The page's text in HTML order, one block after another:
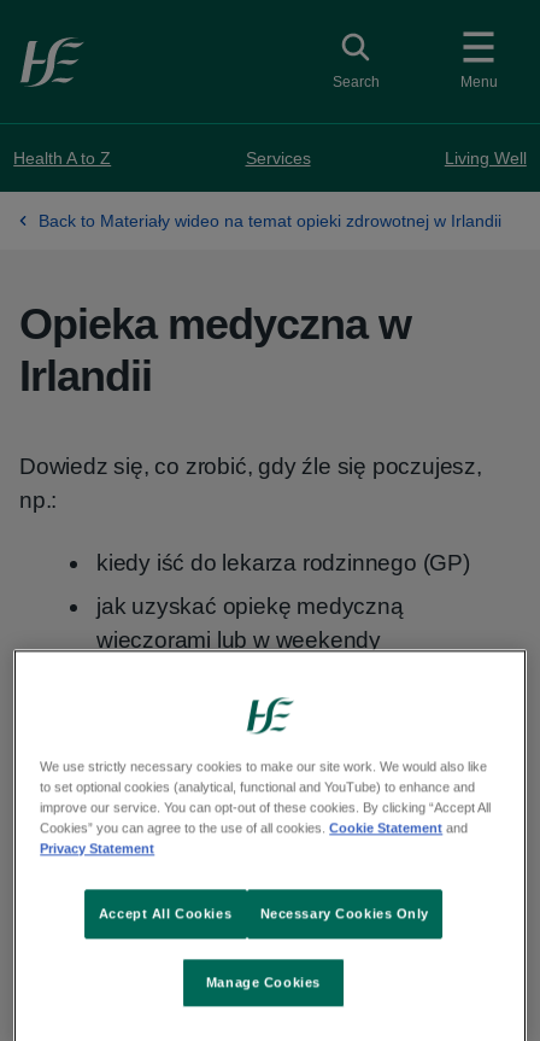
Skip to main content
Menu
Toggle search
Search
Health A to Z Services Living Well
Back to Materiały wideo na temat opieki zdrowotnej w Irlandii
Opieka medyczna w
Irlandii
Dowiedz się, co zrobić, gdy źle się poczujesz,
np.:
kiedy iść do lekarza rodzinnego (GP)
jak uzyskać opiekę medyczną
wieczorami lub w weekendy
Jak uzyskać dostęp do opieki medycznej w Irlandii?/ Information on how to access medical care in Ireland in Polish language
Jak uzyskać dostęp do opieki zdrowotnej w Irlandii? Informacje w języku polskim
Play
We use strictly necessary cookies to make our site work. We would also like
to set optional cookies (analytical, functional and YouTube) to enhance and
improve our service. You can opt-out of these cookies. By clicking “Accept All
Cookies” you can agree to the use of all cookies.Cookie Statement and
Privacy Statement
Manage Cookies
Necessary Cookies Only
Accept All Cookies